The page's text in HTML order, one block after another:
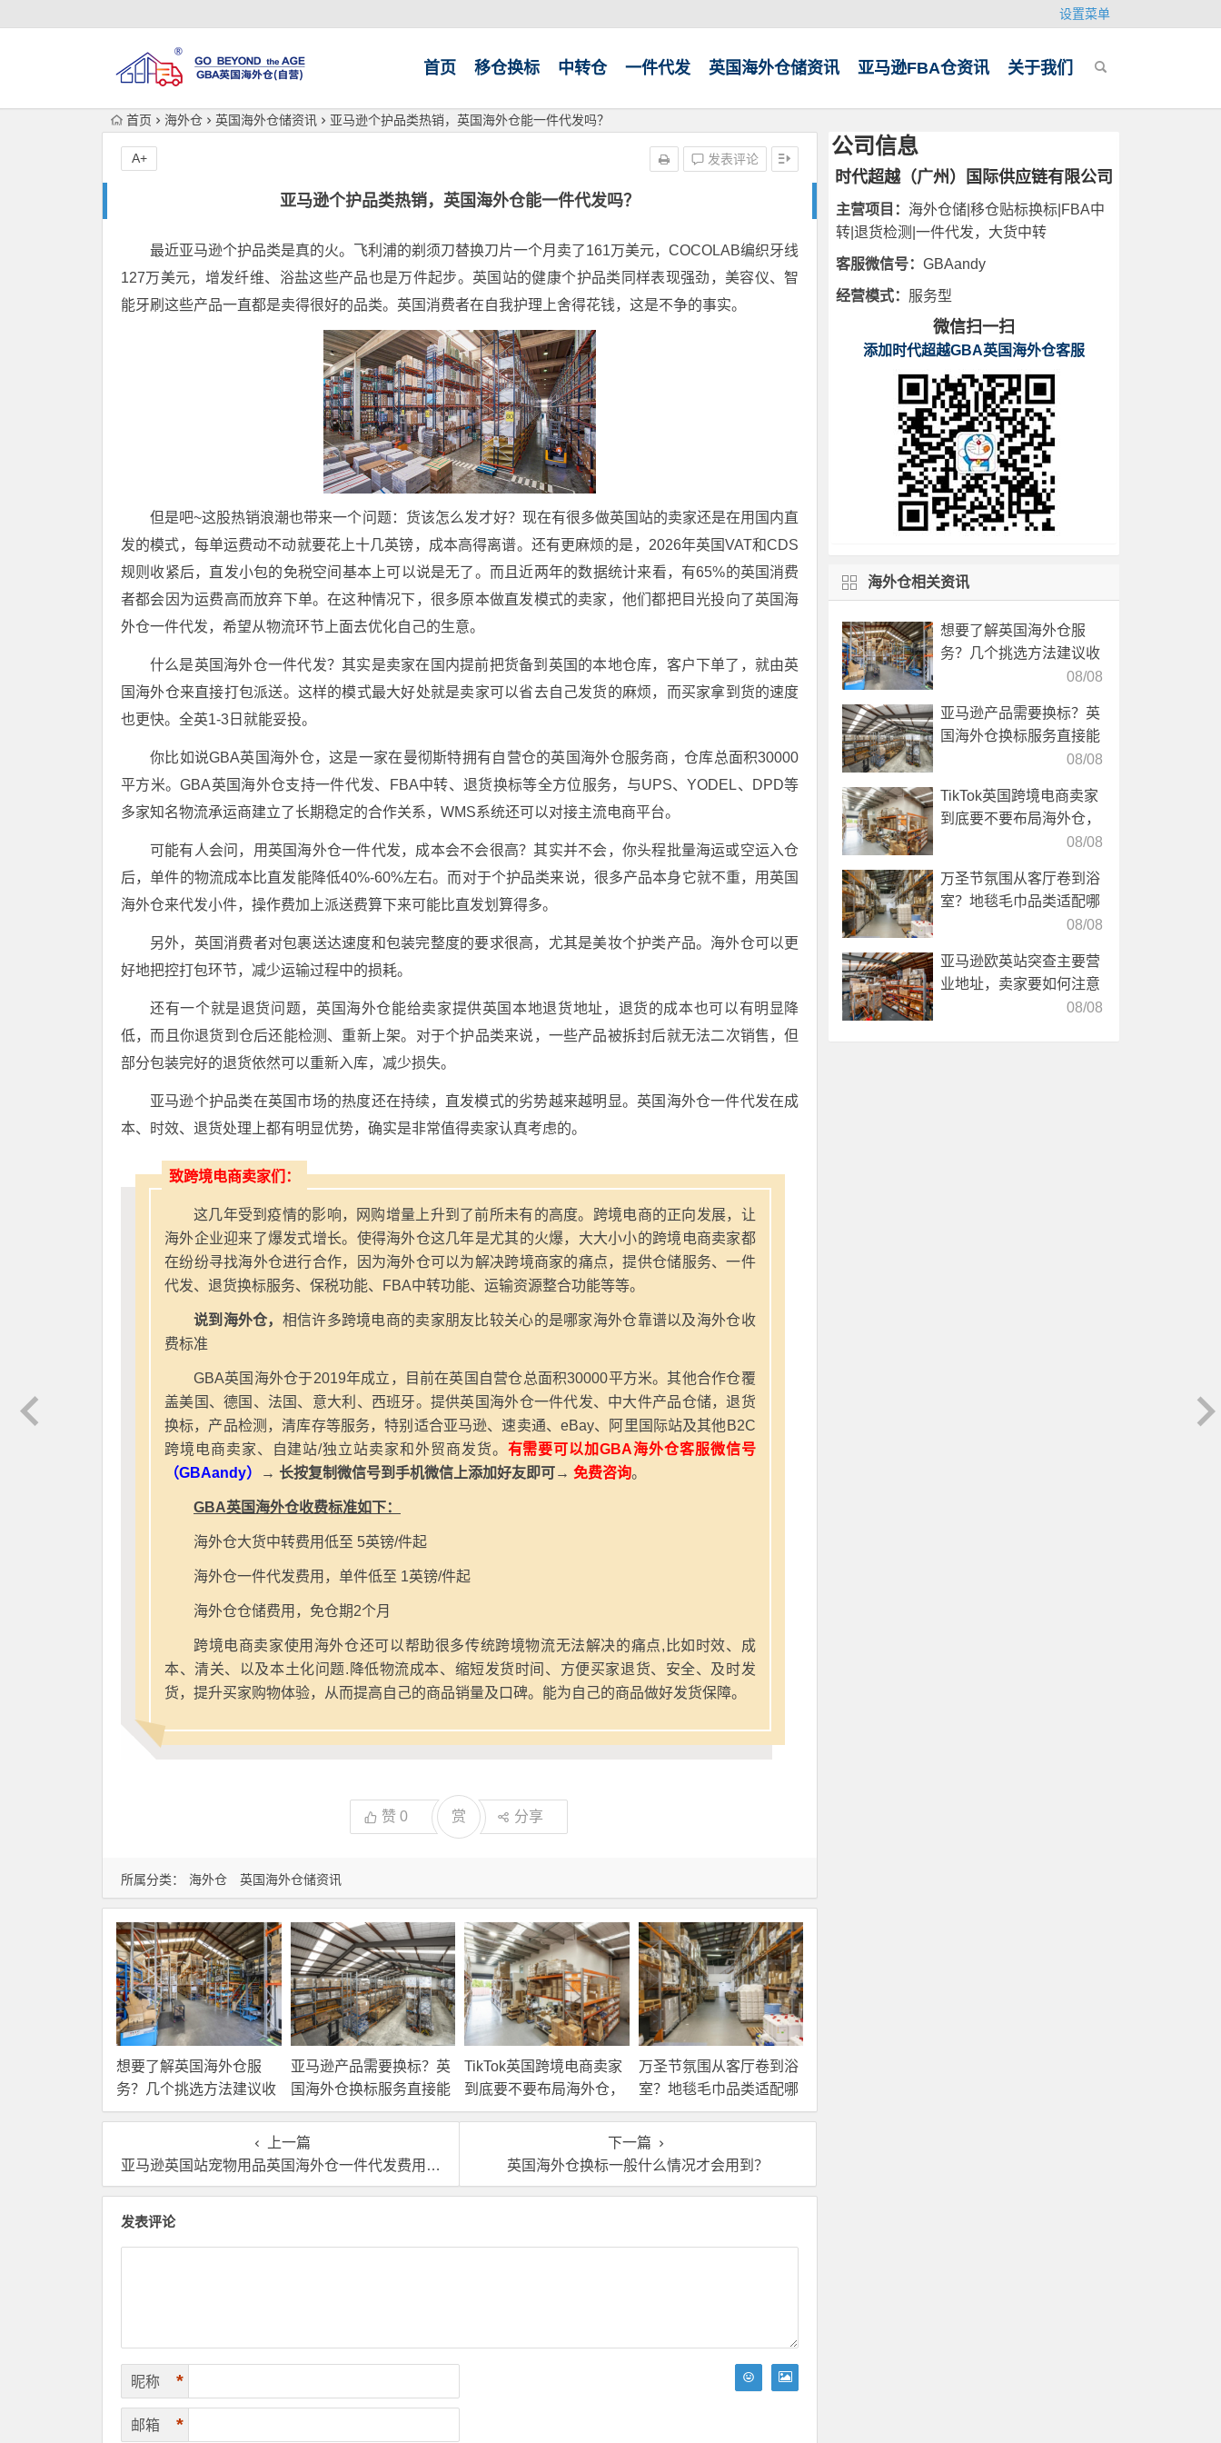
设置菜单
首页 移仓换标 中转仓 一件代发 英国海外仓储资讯 亚马逊FBA仓资讯 关于我们
首页 海外仓 英国海外仓储资讯 亚马逊个护品类热销，英国海外仓能一件代发吗？
亚马逊个护品类热销，英国海外仓能一件代发吗？
发表评论
A+
所属分类： 海外仓 英国海外仓储资讯
最近亚马逊个护品类是真的火。飞利浦的剃须刀替换刀片一个月卖了161万美元，COCOLAB编织牙线
127万美元，增发纤维、浴盐这些产品也是万件起步。英国站的健康个护品类同样表现强劲，美容仪、智
能牙刷这些产品一直都是卖得很好的品类。英国消费者在自我护理上舍得花钱，这是不争的事实。
但是吧~这股热销浪潮也带来一个问题：货该怎么发才好？现在有很多做英国站的卖家还是在用国内直
发的模式，每单运费动不动就要花上十几英镑，成本高得离谱。还有更麻烦的是，2026年英国VAT和CDS
规则收紧后，直发小包的免税空间基本上可以说是无了。而且近两年的数据统计来看，有65%的英国消费
者都会因为运费高而放弃下单。在这种情况下，很多原本做直发模式的卖家，他们都把目光投向了英国海
外仓一件代发，希望从物流环节上面去优化自己的生意。
什么是英国海外仓一件代发？其实是卖家在国内提前把货备到英国的本地仓库，客户下单了，就由英
国海外仓来直接打包派送。这样的模式最大好处就是卖家可以省去自己发货的麻烦，而买家拿到货的速度
也更快。全英1-3日就能妥投。
你比如说GBA英国海外仓，这是一家在曼彻斯特拥有自营仓的英国海外仓服务商，仓库总面积30000
平方米。GBA英国海外仓支持一件代发、FBA中转、退货换标等全方位服务，与UPS、YODEL、DPD等
多家知名物流承运商建立了长期稳定的合作关系，WMS系统还可以对接主流电商平台。
可能有人会问，用英国海外仓一件代发，成本会不会很高？其实并不会，你头程批量海运或空运入仓
后，单件的物流成本比直发能降低40%-60%左右。而对于个护品类来说，很多产品本身它就不重，用英国
海外仓来代发小件，操作费加上派送费算下来可能比直发划算得多。
另外，英国消费者对包裹送达速度和包装完整度的要求很高，尤其是美妆个护类产品。海外仓可以更
好地把控打包环节，减少运输过程中的损耗。
还有一个就是退货问题，英国海外仓能给卖家提供英国本地退货地址，退货的成本也可以有明显降
低，而且你退货到仓后还能检测、重新上架。对于个护品类来说，一些产品被拆封后就无法二次销售，但
部分包装完好的退货依然可以重新入库，减少损失。
亚马逊个护品类在英国市场的热度还在持续，直发模式的劣势越来越明显。英国海外仓一件代发在成
本、时效、退货处理上都有明显优势，确实是非常值得卖家认真考虑的。
致跨境电商卖家们：
这几年受到疫情的影响，网购增量上升到了前所未有的高度。跨境电商的正向发展，让
海外企业迎来了爆发式增长。使得海外仓这几年是尤其的火爆，大大小小的跨境电商卖家都
在纷纷寻找海外仓进行合作，因为海外仓可以为解决跨境商家的痛点，提供仓储服务、一件
代发、退货换标服务、保税功能、FBA中转功能、运输资源整合功能等等。
说到海外仓， 相信许多跨境电商的卖家朋友比较关心的是哪家海外仓靠谱以及海外仓收
费标准
GBA英国海外仓于2019年成立，目前在英国自营仓总面积30000平方米。其他合作仓覆
盖美国、德国、法国、意大利、西班牙。提供英国海外仓一件代发、中大件产品仓储，退货
换标，产品检测，清库存等服务，特别适合亚马逊、速卖通、eBay、阿里国际站及其他B2C
跨境电商卖家、自建站/独立站卖家和外贸商发货。 有需要可以加GBA海外仓客服微信号
（GBAandy）
→ 长按复制微信号到手机微信上添加好友即可→ 免费咨询。
GBA英国海外仓收费标准如下：
海外仓大货中转费用低至 5英镑/件起
海外仓一件代发费用，单件低至 1英镑/件起
海外仓仓储费用，免仓期2个月
跨境电商卖家使用海外仓还可以帮助很多传统跨境物流无法解决的痛点,比如时效、成
本、清关、以及本土化问题.降低物流成本、缩短发货时间、方便买家退货、安全、及时发
货，提升买家购物体验，从而提高自己的商品销量及口碑。能为自己的商品做好发货保障。
赞 0 赏 分享
想要了解英国海外仓服
务？几个挑选方法建议收
藏！
亚马逊产品需要换标？英
国海外仓换标服务直接能
高效解决！
TikTok英国跨境电商卖家
到底要不要布局海外仓，
海外仓优势分析！
万圣节氛围从客厅卷到浴
室？地毯毛巾品类适配哪
些海外仓服务？
上一篇
亚马逊英国站宠物用品英国海外仓一件代发费用和流程怎样？
下一篇
英国海外仓换标一般什么情况才会用到？
发表评论
昵称 *
邮箱 *
公司信息
时代超越（广州）国际供应链有限公司
主营项目： 海外仓储|移仓贴标换标|FBA中
转|退货检测|一件代发，大货中转
客服微信号： GBAandy
经营模式： 服务型
微信扫一扫
添加时代超越GBA英国海外仓客服
海外仓相关资讯
想要了解英国海外仓服
务？几个挑选方法建议收
08/08
亚马逊产品需要换标？英
国海外仓换标服务直接能
08/08
TikTok英国跨境电商卖家
到底要不要布局海外仓，
08/08
万圣节氛围从客厅卷到浴
室？地毯毛巾品类适配哪
08/08
亚马逊欧英站突查主要营
业地址，卖家要如何注意
08/08